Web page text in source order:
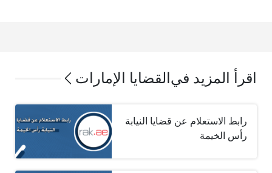
اقرأ المزيد في القضايا الإمارات
رابط الاستعلام عن قضايا النيابة
رأس الخيمة